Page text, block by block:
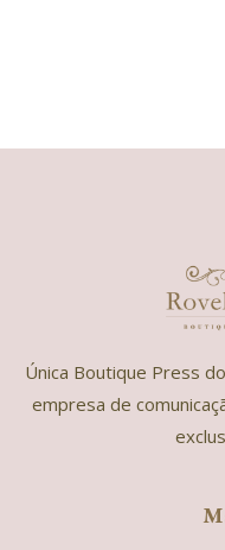
Única Boutique Press
empresa de